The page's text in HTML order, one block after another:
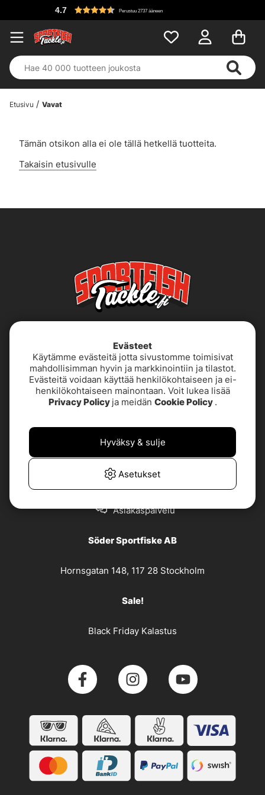
4.7 Perustuu 2737 ääneen
Etusivu Vavat
Tämän otsikon alla ei ole tällä hetkellä tuotteita.
Takaisin etusivulle
Käyttöehdot Saavutettavuusseloste
Tietoja meistä Tietosuojakäytäntö
TUOTETUKI &
YHTEYSTIEDOT
UKK
Asiakaspalvelu
Söder Sportfiske AB
Hornsgatan 148, 117 28 Stockholm
Sale!
Black Friday Kalastus
Evästeet
Käytämme evästeitä jotta sivustomme toimisivat
mahdollisimman hyvin ja markkinointiin ja tilastot.
Evästeitä voidaan käyttää henkilökohtaiseen ja ei-
henkilökohtaiseen mainontaan. Voit lukea lisää
Privacy Policy ja meidän Cookie Policy .
Asetukset
Hyväksy & sulje